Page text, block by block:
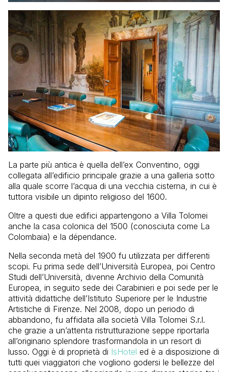
La parte più antica è quella dell’ex Conventino, oggi
collegata all’edificio principale grazie a una galleria sotto
alla quale scorre l’acqua di una vecchia cisterna, in cui è
tuttora visibile un dipinto religioso del 1600.
Oltre a questi due edifici appartengono a Villa Tolomei
anche la casa colonica del 1500 (conosciuta come La
Colombaia) e la dépendance.
Nella seconda metà del 1900 fu utilizzata per differenti
scopi. Fu prima sede dell’Università Europea, poi Centro
Studi dell’Università, divenne Archivio della Comunità
Europea, in seguito sede dei Carabinieri e poi sede per le
attività didattiche dell’Istituto Superiore per le Industrie
Artistiche di Firenze. Nel 2008, dopo un periodo di
abbandono, fu affidata alla società Villa Tolomei S.r.l.
che grazie a un’attenta ristrutturazione seppe riportarla
all’originario splendore trasformandola in un resort di
lusso. Oggi è di proprietà di IsHotel ed è a disposizione di
tutti quei viaggiatori che vogliono godersi le bellezze del